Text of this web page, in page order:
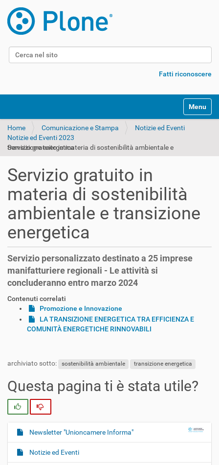
Cerca nel sito
Fatti riconoscere
Alterna
Home Comunicazione e Stampa
Notizie ed Eventi
Notizie ed Eventi 2023
Servizio gratuito in materia di sostenibilità ambientale e transizione energetica
Servizio gratuito in
materia di sostenibilità
ambientale e transizione
energetica
Servizio personalizzato destinato a 25 imprese
manifatturiere regionali - Le attività si
concluderanno entro marzo 2024
Contenuti correlati
Promozione e Innovazione
LA TRANSIZIONE ENERGETICA TRA EFFICIENZA E
COMUNITÀ ENERGETICHE RINNOVABILI
archiviato sotto: sostenibilità ambientale transizione energetica
Questa pagina ti è stata utile?
N
a
v
Newsletter "Unioncamere Informa"
Notizie ed Eventi